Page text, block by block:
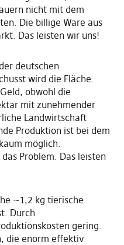
nicht mit dem
Die billige Ware aus
Das leisten wir uns!
deutschen
wird die Fläche.
obwohl die
mit zunehmender
Landwirtschaft
Produktion ist bei dem
möglich.
Problem. Das leisten
~1,2 kg tierische
Durch
gering.
die enorm effektiv